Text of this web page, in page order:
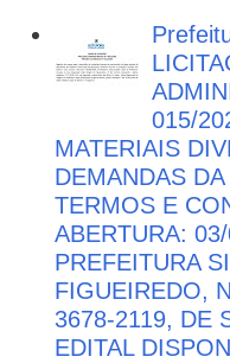
015/
MATERIAIS
DEMANDAS
TERMOS E
ABERTURA:
PREFEITURA
FIGUEIREDO,
3678-2119, DE
EDITAL